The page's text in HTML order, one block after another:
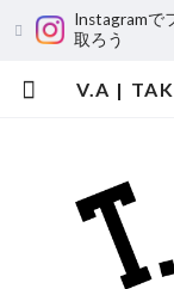
Instagramで
取ろう
V.A |